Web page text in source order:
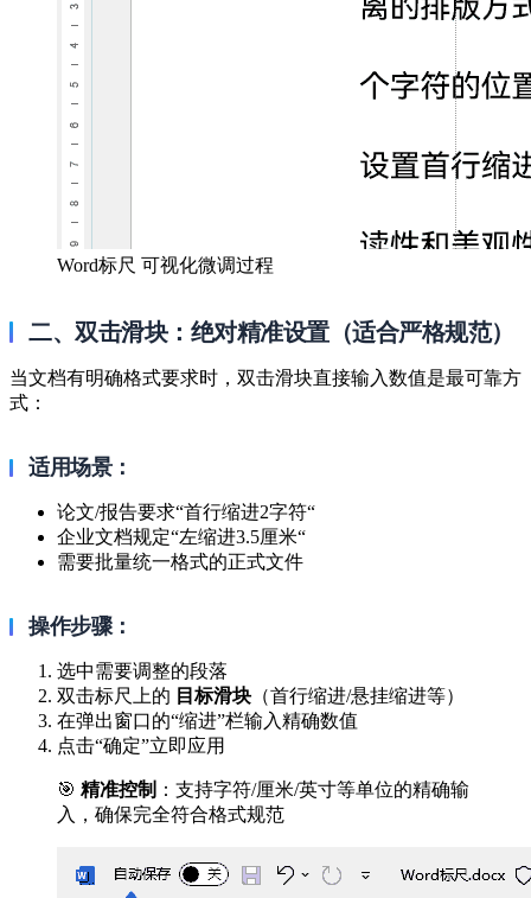
Word标尺 可视化微调过程
二、双击滑块：绝对精准设置（适合严格规范）
当文档有明确格式要求时，双击滑块直接输入数值是最可靠方
式：
适用场景：
论文/报告要求“首行缩进2字符“
企业文档规定“左缩进3.5厘米“
需要批量统一格式的正式文件
操作步骤：
选中需要调整的段落
双击标尺上的 目标滑块 （首行缩进/悬挂缩进等）
在弹出窗口的“缩进”栏输入精确数值
点击“确定”立即应用
🎯 精准控制 ：支持字符/厘米/英寸等单位的精确输
入，确保完全符合格式规范